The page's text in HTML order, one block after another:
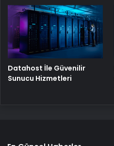
Datahost İle Güvenilir
Sunucu Hizmetleri